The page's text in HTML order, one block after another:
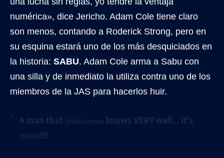
numérica», dice Jericho. Adam Cole tiene claro
son menos, contando a Roderick Strong, pero en
su esquina estará uno de los más desquiciados en
la historia: SABU. Adam Cole arma a Sabu con
una silla y de inmediato la utiliza contra uno de los
miembros de la JAS para hacerlos huir.
A man that @IAmJericho knows VERY well… it's
#SABU!!!